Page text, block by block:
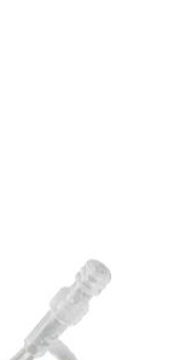
dit moment.